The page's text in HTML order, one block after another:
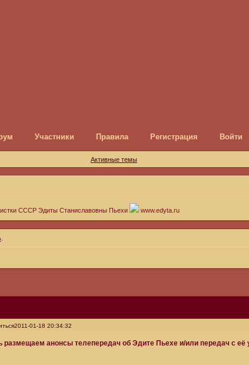
Участники Правила Регистрация Войти
Активные темы
СССР Эдиты Станиславовны Пьехи www.edyta.ru
.
2011-01-18 20:34:32
размещаем анонсы телепередач об Эдите Пьехе и/или передач с